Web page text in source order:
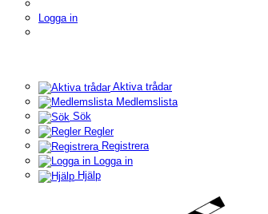
Logga in
Aktiva trådar
Medlemslista
Sök
Regler
Registrera
Logga in
Hjälp